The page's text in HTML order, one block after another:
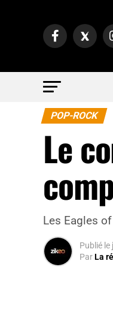
POP-ROCK
Le
Les Eagles
Publié le
ParLa